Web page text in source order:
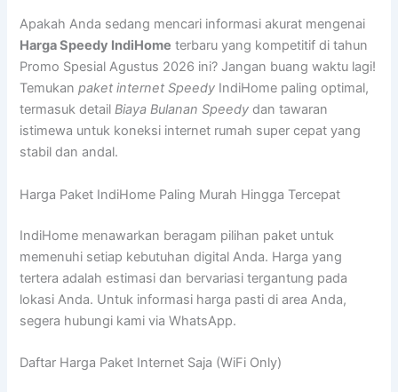
Apakah Anda sedang mencari informasi akurat mengenai
Harga Speedy IndiHome terbaru yang kompetitif di tahun
Promo Spesial Agustus 2026 ini? Jangan buang waktu lagi!
Temukanpaket internet Speedy IndiHome paling optimal,
termasuk detailBiaya Bulanan Speedy dan tawaran
istimewa untuk koneksi internet rumah super cepat yang
stabil dan andal.
Harga Paket IndiHome Paling Murah Hingga Tercepat
IndiHome menawarkan beragam pilihan paket untuk
memenuhi setiap kebutuhan digital Anda. Harga yang
tertera adalah estimasi dan bervariasi tergantung pada
lokasi Anda. Untuk informasi harga pasti di area Anda,
segera hubungi kami via WhatsApp.
Daftar Harga Paket Internet Saja (WiFi Only)